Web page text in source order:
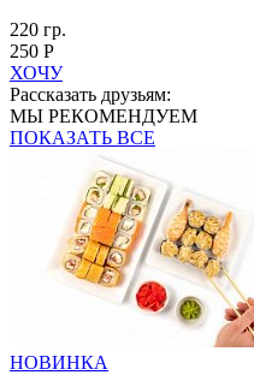
220 гр.
250 Р
ХОЧУ
Рассказать друзьям:
МЫ РЕКОМЕНДУЕМ
ПОКАЗАТЬ ВСЕ
НОВИНКА